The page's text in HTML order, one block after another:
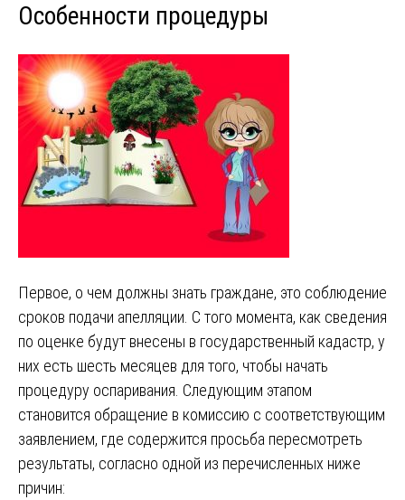
Особенности процедуры
Первое, о чем должны знать граждане, это соблюдение
сроков подачи апелляции. С того момента, как сведения
по оценке будут внесены в государственный кадастр, у
них есть шесть месяцев для того, чтобы начать
процедуру оспаривания. Следующим этапом
становится обращение в комиссию с соответствующим
заявлением, где содержится просьба пересмотреть
результаты, согласно одной из перечисленных ниже
причин: